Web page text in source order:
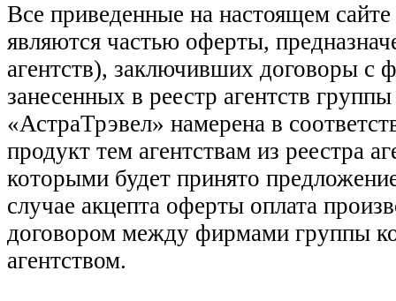
Все приведенные на настоящем
являются частью оферты,
агентств), заключивших договоры
занесенных в реестр агентств
«АстраТрэвел» намерена в
продукт тем агентствам из реестра
которыми будет принято
случае акцепта оферты оплата
договором между фирмами группы
агентством.